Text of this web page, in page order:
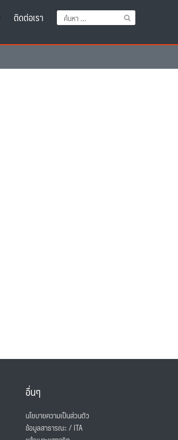
ค้นหา
สำหรับ:
ติดต่อเรา
อื่นๆ
นโยบายความเป็นส่วนตัว
ข้อมูลสาธารณะ / ITA